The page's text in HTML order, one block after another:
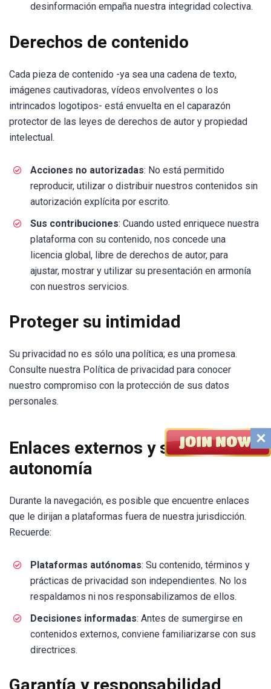
desinformación empaña nuestra integridad colectiva.
Derechos de contenido
Cada pieza de contenido -ya sea una cadena de texto,
imágenes cautivadoras, vídeos envolventes o los
intrincados logotipos- está envuelta en el caparazón
protector de las leyes de derechos de autor y propiedad
intelectual.
Acciones no autorizadas: No está permitido
reproducir, utilizar o distribuir nuestros contenidos sin
autorización explícita por escrito.
Sus contribuciones: Cuando usted enriquece nuestra
plataforma con su contenido, nos concede una
licencia global, libre de derechos de autor, para
ajustar, mostrar y utilizar su presentación en armonía
con nuestros servicios.
Proteger su intimidad
Su privacidad no es sólo una política; es una promesa.
Consulte nuestra Política de privacidad para conocer
nuestro compromiso con la protección de sus datos
personales.
Enlaces externos y su
autonomía
Durante la navegación, es posible que encuentre enlaces
que le dirijan a plataformas fuera de nuestra jurisdicción.
Recuerde:
Plataformas autónomas: Su contenido, términos y
prácticas de privacidad son independientes. No los
respaldamos ni nos responsabilizamos de ellos.
Decisiones informadas: Antes de sumergirse en
contenidos externos, conviene familiarizarse con sus
directrices.